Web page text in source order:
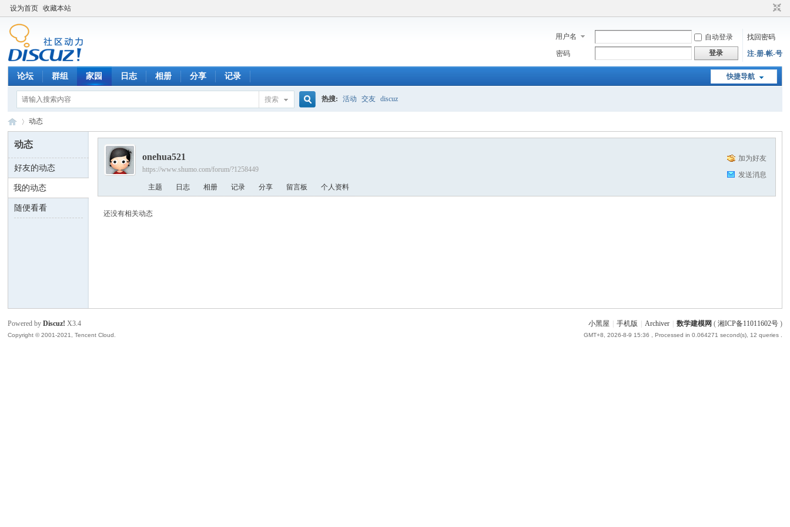
设为首页 收藏本站
用户名 自动登录
找回密码
密码
登录 注-册-帐-号
快捷导航
论坛 群组 家园 日志 相册 分享 记录
搜索 热搜: 活动 交友 discuz
数 ›
动态
动态
好友的动态
我的动态
随便看看
加为好友
发送消息
onehua521
https://www.shumo.com/forum/?1258449
主题 日志 相册 记录 分享 留言板 个人资料
还没有相关动态
小黑屋 手机版 Archiver 数学建模网 ( 湘ICP备11011602号)
GMT+8, 2026-8-9 15:36 , Processed in 0.064271 second(s), 12 queries .
Powered byDiscuz! X3.4
Copyright © 2001-2021, Tencent Cloud.